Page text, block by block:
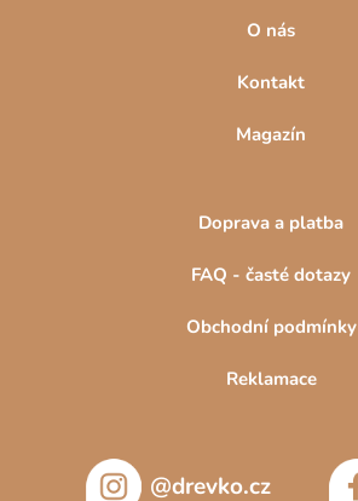
O nás
Kontakt
Magazín
Doprava a platba
FAQ - časté dotazy
Obchodní podmínky
Reklamace
@drevko.cz